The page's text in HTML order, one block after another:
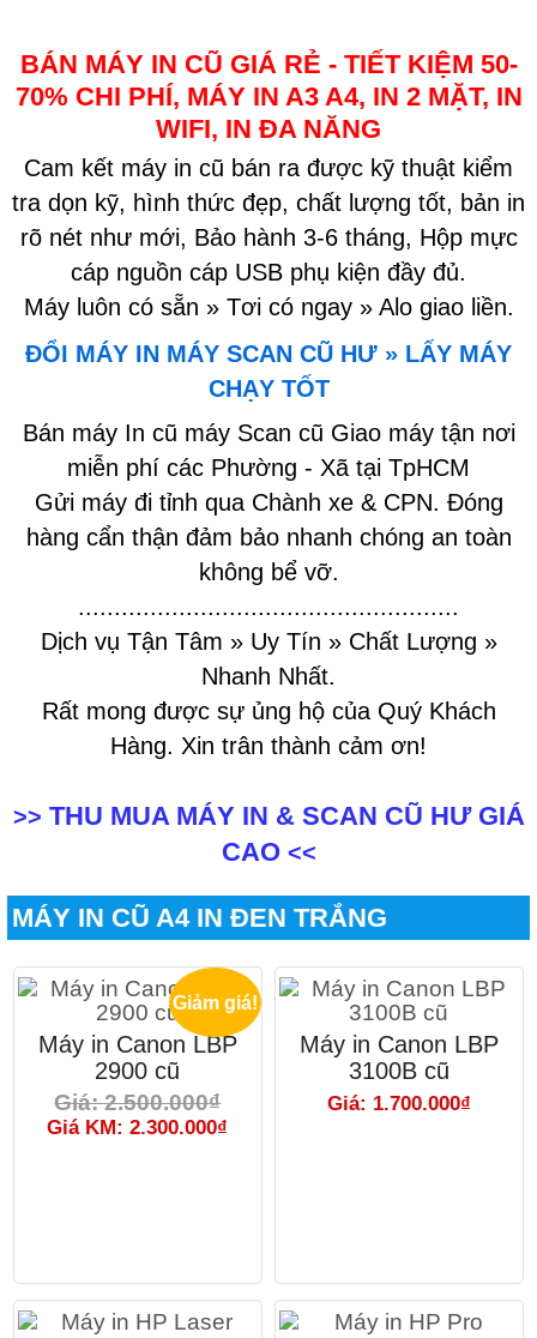
BÁN MÁY IN CŨ GIÁ RẺ - TIẾT KIỆM 50-
70% CHI PHÍ, MÁY IN A3 A4, IN 2 MẶT, IN
WIFI, IN ĐA NĂNG
Cam kết máy in cũ bán ra được kỹ thuật kiểm
tra dọn kỹ, hình thức đẹp, chất lượng tốt, bản in
rõ nét như mới, Bảo hành 3-6 tháng, Hộp mực
cáp nguồn cáp USB phụ kiện đầy đủ.
Máy luôn có sẵn » Tơi có ngay » Alo giao liền.
ĐỔI MÁY IN MÁY SCAN CŨ HƯ » LẤY MÁY
CHẠY TỐT
Bán máy In cũ máy Scan cũ Giao máy tận nơi
miễn phí các Phường - Xã tại TpHCM
Gửi máy đi tỉnh qua Chành xe & CPN. Đóng
hàng cẩn thận đảm bảo nhanh chóng an toàn
không bể vỡ.
.....................................................
Dịch vụ Tận Tâm » Uy Tín » Chất Lượng »
Nhanh Nhất.
Rất mong được sự ủng hộ của Quý Khách
Hàng. Xin trân thành cảm ơn!
>> THU MUA MÁY IN & SCAN CŨ HƯ GIÁ
CAO<<
MÁY IN CŨ A4 IN ĐEN TRẮNG
Giảm giá!
Máy in Canon LBP
2900 cũ
Giá: 2.500.000₫
Giá KM: 2.300.000₫
Máy in Canon LBP
3100B cũ
Giá: 1.700.000₫